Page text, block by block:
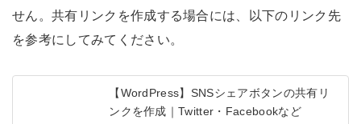
せん。共有リンクを作成する場合には、以下のリンク先
を参考にしてみてください。
【WordPress】SNSシェアボタンの共有リ
ンクを作成｜Twitter・Facebookなど